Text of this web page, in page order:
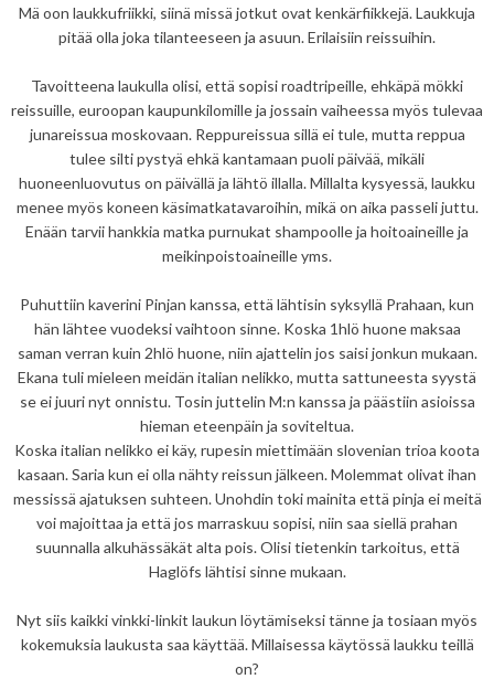
Mä oon laukkufriikki, siinä missä jotkut ovat kenkärfiikkejä. Laukkuja
pitää olla joka tilanteeseen ja asuun. Erilaisiin reissuihin.
Tavoitteena laukulla olisi, että sopisi roadtripeille, ehkäpä mökki
reissuille, euroopan kaupunkilomille ja jossain vaiheessa myös tulevaa
junareissua moskovaan. Reppureissua sillä ei tule, mutta reppua
tulee silti pystyä ehkä kantamaan puoli päivää, mikäli
huoneenluovutus on päivällä ja lähtö illalla. Millalta kysyessä, laukku
menee myös koneen käsimatkatavaroihin, mikä on aika passeli juttu.
Enään tarvii hankkia matka purnukat shampoolle ja hoitoaineille ja
meikinpoistoaineille yms.
Puhuttiin kaverini Pinjan kanssa, että lähtisin syksyllä Prahaan, kun
hän lähtee vuodeksi vaihtoon sinne. Koska 1hlö huone maksaa
saman verran kuin 2hlö huone, niin ajattelin jos saisi jonkun mukaan.
Ekana tuli mieleen meidän italian nelikko, mutta sattuneesta syystä
se ei juuri nyt onnistu. Tosin juttelin M:n kanssa ja päästiin asioissa
hieman eteenpäin ja soviteltua.
Koska italian nelikko ei käy, rupesin miettimään slovenian trioa koota
kasaan. Saria kun ei olla nähty reissun jälkeen. Molemmat olivat ihan
messissä ajatuksen suhteen. Unohdin toki mainita että pinja ei meitä
voi majoittaa ja että jos marraskuu sopisi, niin saa siellä prahan
suunnalla alkuhässäkät alta pois. Olisi tietenkin tarkoitus, että
Haglöfs lähtisi sinne mukaan.
Nyt siis kaikki vinkki-linkit laukun löytämiseksi tänne ja tosiaan myös
kokemuksia laukusta saa käyttää. Millaisessa käytössä laukku teillä
on?